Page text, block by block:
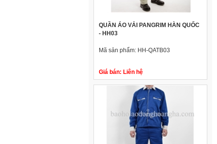
QUẦN ÁO VẢI PANGRIM HÀN QUỐC
- HH03
Mã sản phẩm: HH-QATB03
Giá bán: Liên hệ